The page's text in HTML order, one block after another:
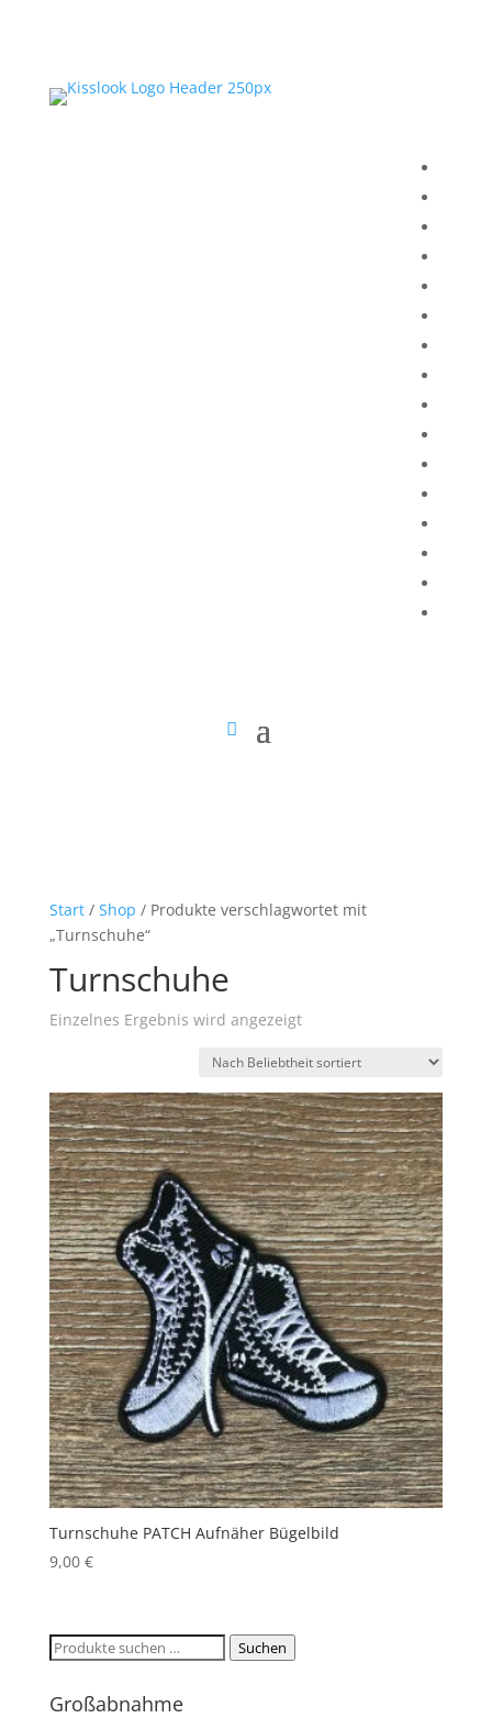
Start/ Shop / Produkte verschlagwortet mit
„Turnschuhe“
Turnschuhe
Einzelnes Ergebnis wird angezeigt
Turnschuhe PATCH Aufnäher Bügelbild
9,00 €
Suchen
Suchen
Großabnahme